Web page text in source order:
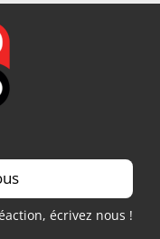
écrivez nous !